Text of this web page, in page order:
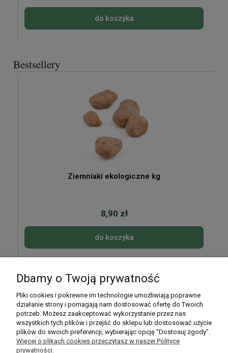
do koszyka
Bestsellery
Ziemniaki ekologiczne kg
8,90 zł
do koszyka
Moje konto
Płatności i dostawa
Dbamy o Twoją prywatność
Pliki cookies i pokrewne im technologie umożliwiają poprawne
działanie strony i pomagają nam dostosować ofertę do Twoich
potrzeb. Możesz zaakceptować wykorzystanie przez nas
wszystkich tych plików i przejść do sklepu lub dostosować użycie
plików do swoich preferencji, wybierając opcję "Dostosuj zgody".
Więcej o plikach cookies przeczytasz w naszej Polityce
prywatności.